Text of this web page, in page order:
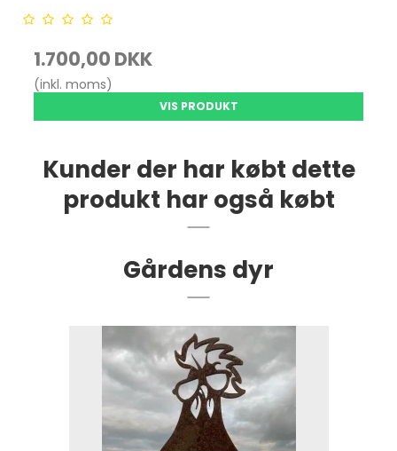
1.700,00 DKK
(inkl. moms)
VIS PRODUKT
Kunder der har købt dette
produkt har også købt
Gårdens dyr